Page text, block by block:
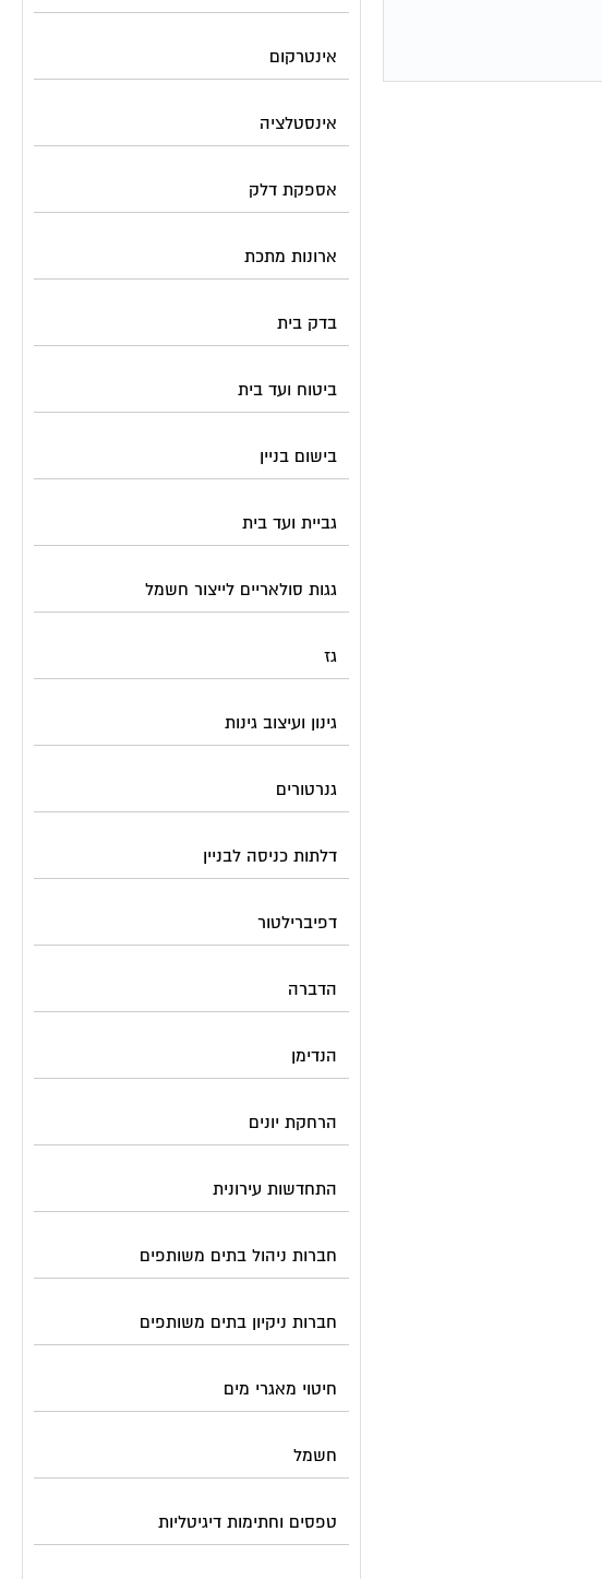
אינטרקום
אינסטלציה
אספקת דלק
ארונות מתכת
בדק בית
ביטוח ועד בית
בישום בניין
גביית ועד בית
גגות סולאריים לייצור חשמל
גז
גינון ועיצוב גינות
גנרטורים
דלתות כניסה לבניין
דפיברילטור
הדברה
הנדימן
הרחקת יונים
התחדשות עירונית
חברות ניהול בתים משותפים
חברות ניקיון בתים משותפים
חיטוי מאגרי מים
חשמל
טפסים וחתימות דיגיטליות